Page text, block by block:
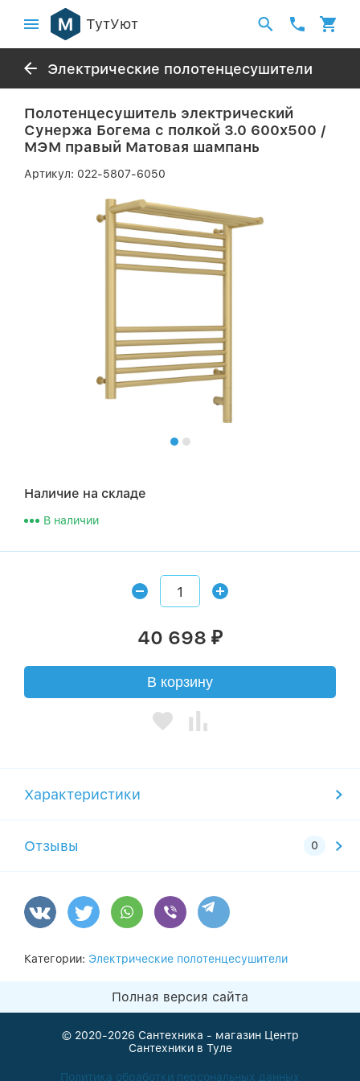
ТутУют
Электрические полотенцесушители
Полотенцесушитель электрический
Сунержа Богема с полкой 3.0 600х500 /
МЭМ правый Матовая шампань
Артикул: 022-5807-6050
Наличие на складе
В наличии
40 698 ₽
В корзину
Характеристики
Отзывы
Категории: Электрические полотенцесушители
Полная версия сайта
© 2020-2026 Сантехника - магазин Центр
Сантехники в Туле
Политика обработки персональных данных